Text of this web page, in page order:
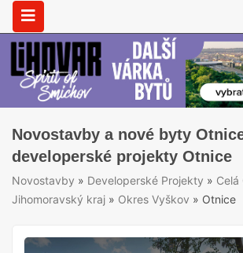
Novostavby a nové byty
developerské projekty Otnice
Novostavby » Developerské Projekty » Celá
Jihomoravský kraj » Okres Vyškov » Otnice